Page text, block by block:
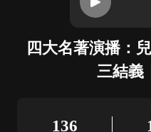
四大名著演播：
三結義
136